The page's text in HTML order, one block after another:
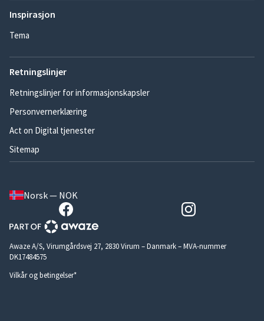
Inspirasjon
Tema
Retningslinjer
Retningslinjer for informasjonskapsler
Personvernerklæring
Act on Digital tjenester
Sitemap
Norsk — NOK
Awaze A/S, Virumgårdsvej 27, 2830 Virum – Danmark – MVA-nummer
DK17484575
Vilkår og betingelser*